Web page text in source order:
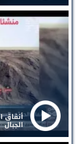
أنفاق
الجبال